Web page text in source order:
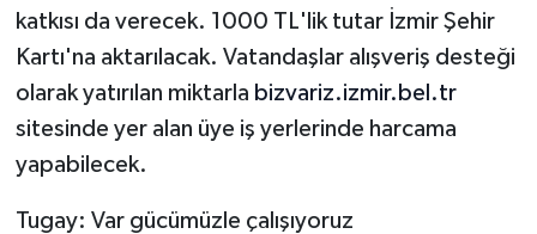
katkısı da verecek. 1000 TL'lik tutar İzmir Şehir
Kartı'na aktarılacak. Vatandaşlar alışveriş desteği
olarak yatırılan miktarla bizvariz.izmir.bel.tr
sitesinde yer alan üye iş yerlerinde harcama
yapabilecek.
Tugay: Var gücümüzle çalışıyoruz